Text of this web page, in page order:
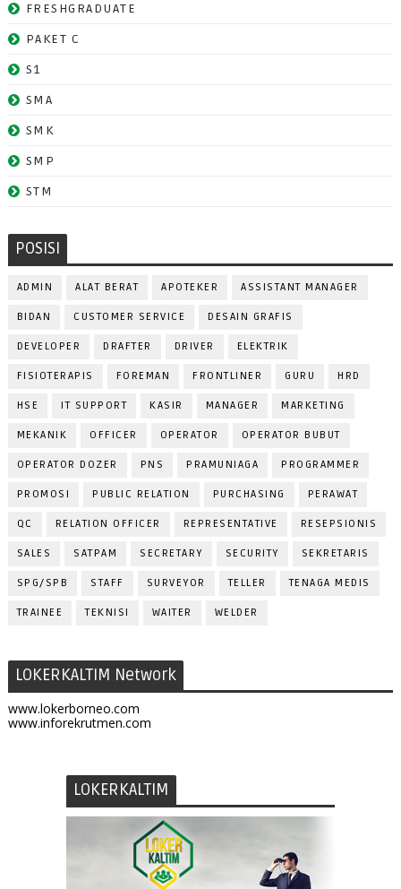
FRESHGRADUATE
PAKET C
S1
SMA
SMK
SMP
STM
POSISI
ADMIN ALAT BERAT APOTEKER ASSISTANT MANAGER
BIDAN CUSTOMER SERVICE DESAIN GRAFIS
DEVELOPER DRAFTER DRIVER ELEKTRIK
FISIOTERAPIS FOREMAN FRONTLINER GURU HRD
HSE IT SUPPORT KASIR MANAGER MARKETING
MEKANIK OFFICER OPERATOR OPERATOR BUBUT
OPERATOR DOZER PNS PRAMUNIAGA PROGRAMMER
PROMOSI PUBLIC RELATION PURCHASING PERAWAT
QC RELATION OFFICER REPRESENTATIVE RESEPSIONIS
SALES SATPAM SECRETARY SECURITY SEKRETARIS
SPG/SPB STAFF SURVEYOR TELLER TENAGA MEDIS
TRAINEE TEKNISI WAITER WELDER
LOKERKALTIM Network
www.lokerborneo.com
www.inforekrutmen.com
LOKERKALTIM